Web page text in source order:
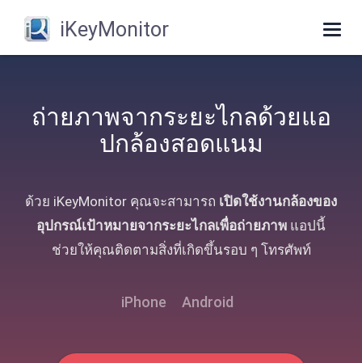
iKeyMonitor
ถ่ายภาพจากระยะไกลด้วยแอ
ปกล้องสอดแนม
ด้วย iKeyMonitor คุณจะสามารถ เปิดใช้งานกล้องของ
อุปกรณ์เป้าหมายจากระยะไกลเพื่อถ่ายภาพ แอปนี้
ช่วยให้คุณติดตามสิ่งที่เกิดขึ้นรอบ ๆ โทรศัพท์
iPhone Android